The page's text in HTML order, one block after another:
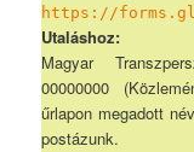
https://forms.gle/
Utaláshoz:
Magyar
00000000
űrlapon megadott
postázunk.